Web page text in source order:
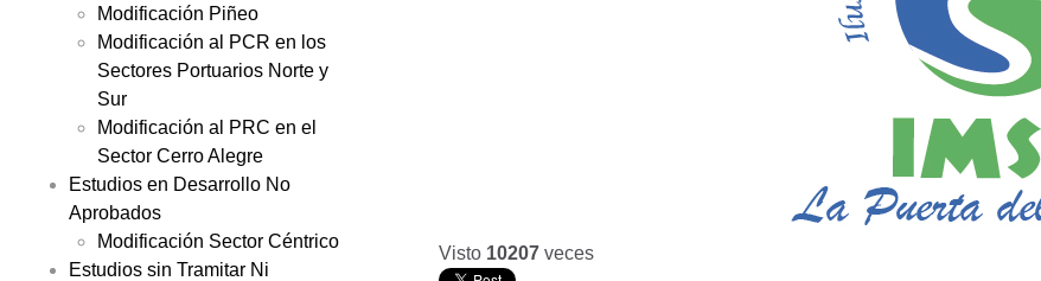
Modificación Piñeo
Modificación al PCR en los
Sectores Portuarios Norte y
Sur
Modificación al PRC en el
Sector Cerro Alegre
Estudios en Desarrollo No
Aprobados
Modificación Sector Céntrico
Estudios sin Tramitar Ni
Visto 10207 veces